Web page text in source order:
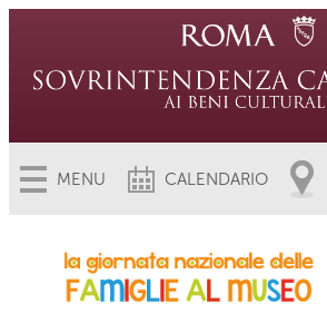
MENU CALENDARIO